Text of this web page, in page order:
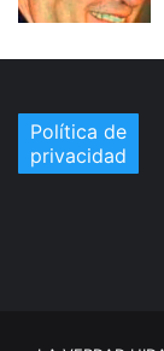
Política de
privacidad